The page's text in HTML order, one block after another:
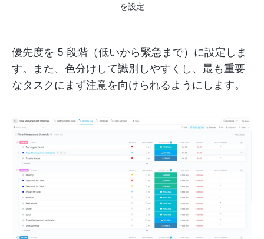
を設定
優先度を 5 段階（低いから緊急まで）に設定しま
す。また、色分けして識別しやすくし、最も重要
なタスクにまず注意を向けられるようにします。